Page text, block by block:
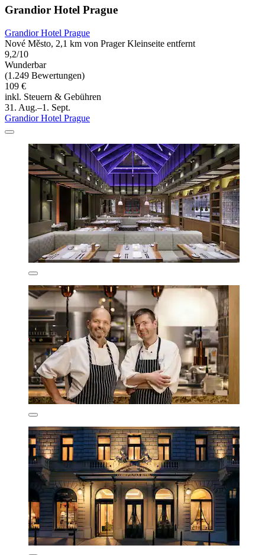
Grandior Hotel Prague
Grandior Hotel Prague
Nové Město, 2,1 km von Prager Kleinseite entfernt
9,2/10
Wunderbar
(1.249 Bewertungen)
109 €
inkl. Steuern & Gebühren
31. Aug.–1. Sept.
Grandior Hotel Prague